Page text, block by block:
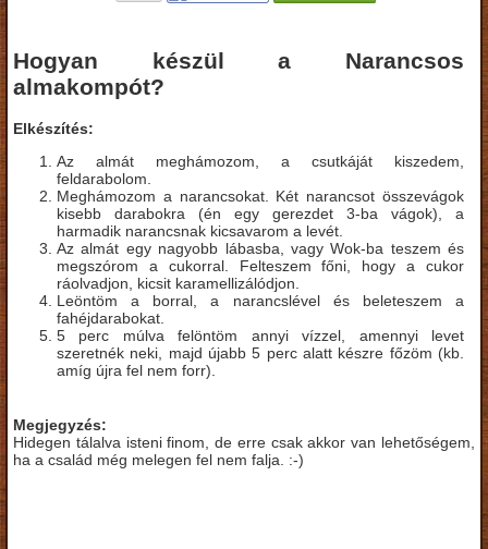
Hogyan készül a Narancsos
almakompót?
Elkészítés:
Az almát meghámozom, a csutkáját kiszedem,
feldarabolom.
Meghámozom a narancsokat. Két narancsot összevágok
kisebb darabokra (én egy gerezdet 3-ba vágok), a
harmadik narancsnak kicsavarom a levét.
Az almát egy nagyobb lábasba, vagy Wok-ba teszem és
megszórom a cukorral. Felteszem főni, hogy a cukor
ráolvadjon, kicsit karamellizálódjon.
Leöntöm a borral, a narancslével és beleteszem a
fahéjdarabokat.
5 perc múlva felöntöm annyi vízzel, amennyi levet
szeretnék neki, majd újabb 5 perc alatt készre főzöm (kb.
amíg újra fel nem forr).
Megjegyzés:
Hidegen tálalva isteni finom, de erre csak akkor van lehetőségem,
ha a család még melegen fel nem falja. :-)